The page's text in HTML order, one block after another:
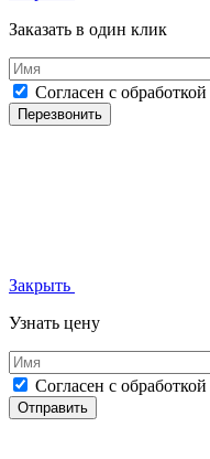
Заказать в один клик
Согласен с обработкой
Перезвонить
Закрыть
Узнать цену
Согласен с обработкой
Отправить